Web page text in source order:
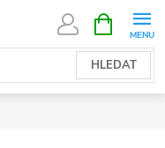
HLEDAT
NÁKUPNÍ
KOŠÍK